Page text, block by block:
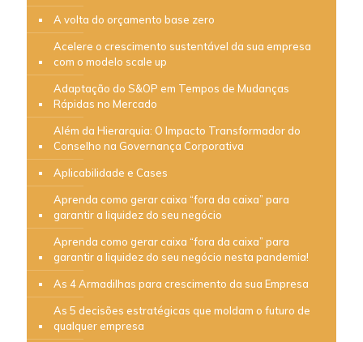
A volta do orçamento base zero
Acelere o crescimento sustentável da sua empresa
com o modelo scale up
Adaptação do S&OP em Tempos de Mudanças
Rápidas no Mercado
Além da Hierarquia: O Impacto Transformador do
Conselho na Governança Corporativa
Aplicabilidade e Cases
Aprenda como gerar caixa “fora da caixa” para
garantir a liquidez do seu negócio
Aprenda como gerar caixa “fora da caixa” para
garantir a liquidez do seu negócio nesta pandemia!
As 4 Armadilhas para crescimento da sua Empresa
As 5 decisões estratégicas que moldam o futuro de
qualquer empresa